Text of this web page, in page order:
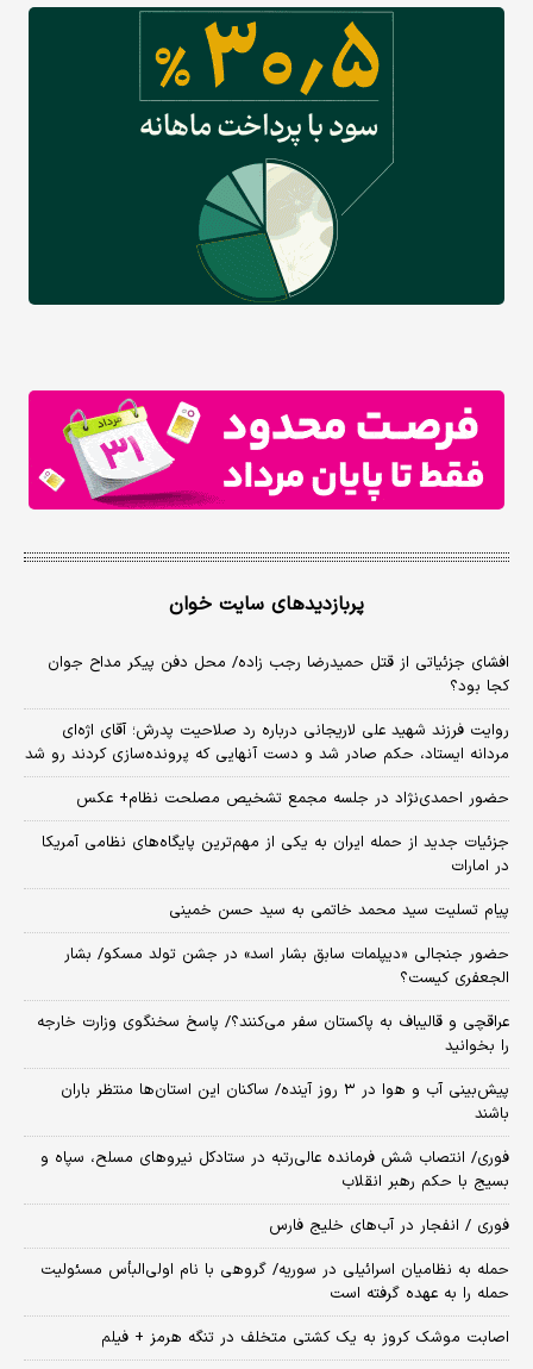
پربازدیدهای سایت خوان
افشای جزئیاتی از قتل حمیدرضا رجب زاده/ محل دفن پیکر مداح جوان
کجا بود؟
روایت فرزند شهید علی لاریجانی درباره رد صلاحیت پدرش؛ آقای اژه‌ای
مردانه ایستاد، حکم صادر شد و دست آنهایی که پرونده‌سازی کردند رو شد
حضور احمدی‌نژاد در جلسه مجمع تشخیص مصلحت نظام+ عکس
جزئیات جدید از حمله ایران به یکی از مهم‌ترین پایگاه‌های نظامی آمریکا
در امارات
پیام تسلیت سید محمد خاتمی به سید حسن خمینی
حضور جنجالی «دیپلمات سابق بشار اسد» در جشن تولد مسکو/ بشار
الجعفری کیست؟
عراقچی و قالیباف به پاکستان سفر می‌کنند؟/ پاسخ سخنگوی وزارت خارجه
را بخوانید
پیش‌بینی آب و هوا در ۳ روز آینده/ ساکنان این استان‌ها منتظر باران
باشند
فوری/ انتصاب شش فرمانده عالی‌رتبه در ستادکل نیروهای مسلح، سپاه و
بسیج با حکم رهبر انقلاب
فوری / انفجار در آب‌های خلیج فارس
حمله به نظامیان اسرائیلی در سوریه/ گروهی با نام اولی‌البأس مسئولیت
حمله را به عهده گرفته است
اصابت موشک کروز به یک کشتی متخلف در تنگه هرمز + فیلم